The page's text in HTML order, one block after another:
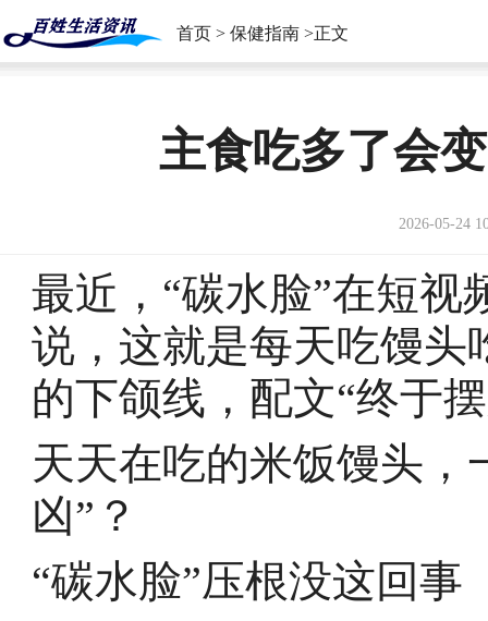
首页 > 保健指南 >正文
主食吃多了会
2026-05-24
最近，“碳水脸”在短
说，这就是每天吃馒头
的下颌线，配文“终于
天天在吃的米饭馒头，
凶”？
“碳水脸”压根没这回事